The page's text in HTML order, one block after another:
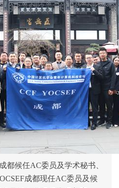
都候任AC委员及学术秘书、
成都现任AC委员及候